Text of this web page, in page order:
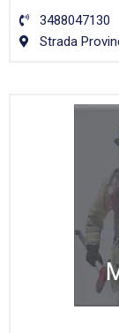
3488047130
Strada